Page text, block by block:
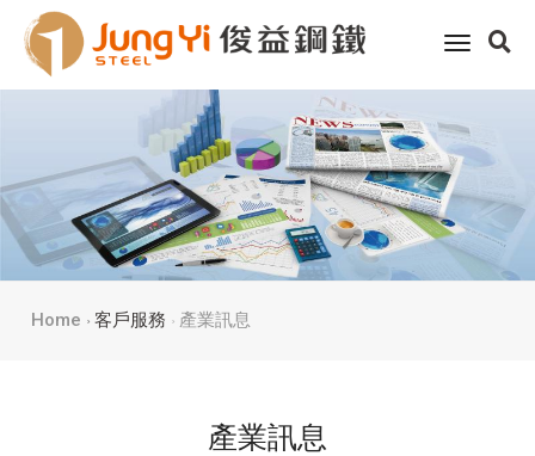
toggle
Home 客戶服務 產業訊息
產業訊息